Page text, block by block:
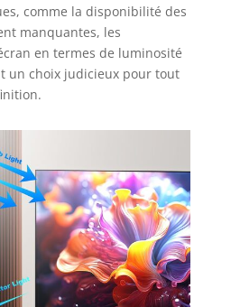
comme la disponibilité des
manquantes, les
en termes de luminosité
un choix judicieux pour tout